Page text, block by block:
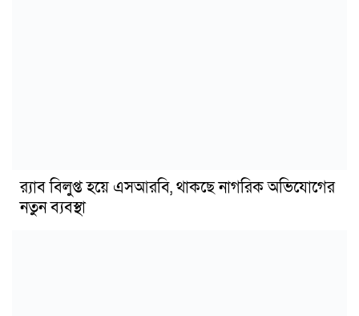
র‍্যাব বিলুপ্ত হয়ে এসআরবি, থাকছে নাগরিক অভিযোগের
নতুন ব্যবস্থা